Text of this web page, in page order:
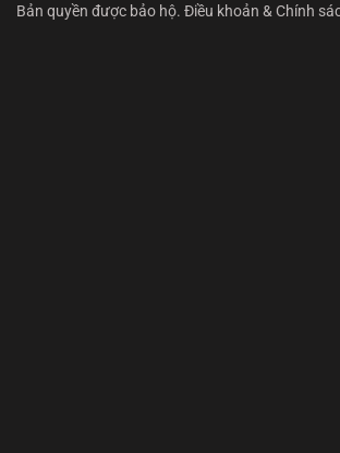
Bản quyền được bảo hộ. Điều khoản & Chính